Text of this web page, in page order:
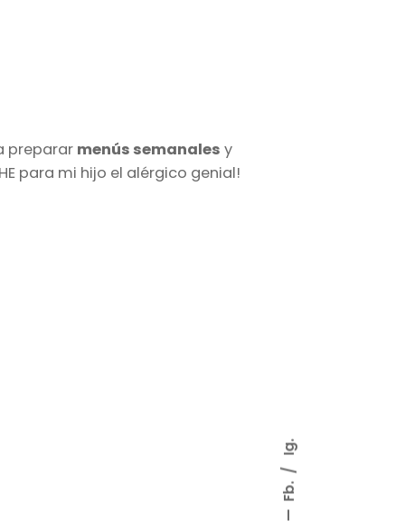
Fb.
Ig.
preparar menús semanales y
para mi hijo el alérgico genial!